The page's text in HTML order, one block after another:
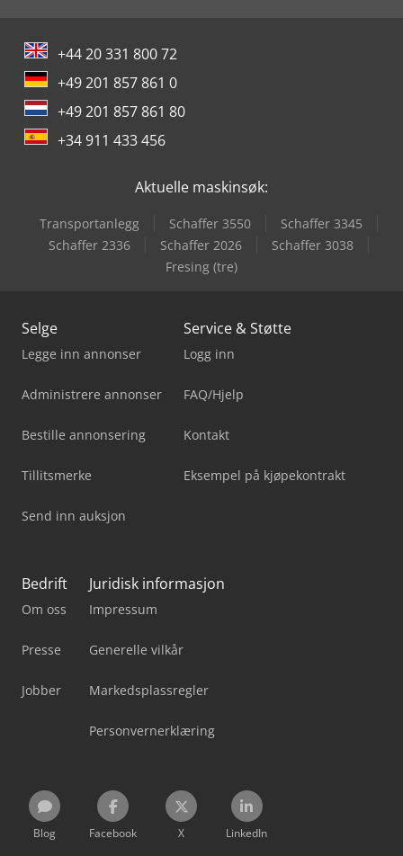
+44 20 331 800 72
+49 201 857 861 0
+49 201 857 861 80
+34 911 433 456
Aktuelle maskinsøk:
Transportanlegg Schaffer 3550
Schaffer 3345
Schaffer 2336
Schaffer 2026
Schaffer 3038
Fresing (tre)
Selge
Legge inn annonser
Administrere annonser
Bestille annonsering
Tillitsmerke
Send inn auksjon
Service & Støtte
Logg inn
FAQ/Hjelp
Kontakt
Eksempel på kjøpekontrakt
Bedrift
Om oss
Presse
Jobber
Juridisk informasjon
Impressum
Generelle vilkår
Markedsplassregler
Personvernerklæring
Blog Facebook X LinkedIn